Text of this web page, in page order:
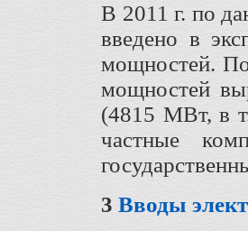
В 2011 г. по
введено в
мощностей.
мощностей
(4815 МВт, в
частные
3 Вводы